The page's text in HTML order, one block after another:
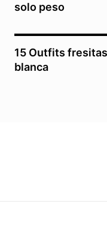
solo peso
15 Outfits
blanca